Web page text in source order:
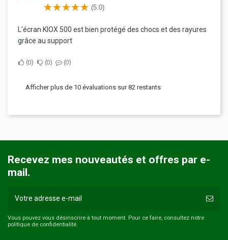
(5.0)
L'écran KIOX 500 est bien protégé des chocs et des rayures
grâce au support
0 0 0
Afficher plus de 10 évaluations sur 82 restants
Recevez mes nouveautés et offres par e-
mail.
Vous pouvez vous désinscrire à tout moment. Pour ce faire, consultez notre
politique de confidentialité.